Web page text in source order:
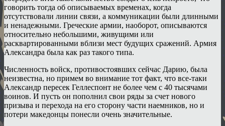
говорить тогда об описываемых временах, когда
отсутствовали линии связи, а коммуникации были длинными
и ненадежными. Греческие армии, наоборот, описываются
относительно небольшими, живущими или
расквартированными вблизи мест будущих сражений. Армия
Александра была как раз такого типа.
Численность войск, противостоявших сейчас Дарию, была
неизвестна, но примем во внимание тот факт, что все-таки
Александр пересек Геллеспонт не более чем с 40 тысячами
воинов. И пусть он пополнил свои ряды за счет нового
призыва и перехода на его сторону части наемников, но и
потери македонцы понесли очень значительные.